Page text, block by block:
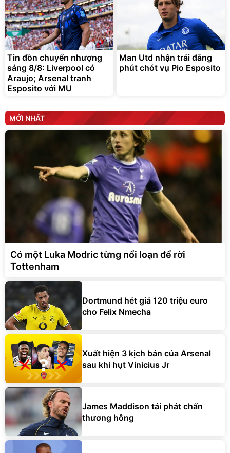
Tin đồn chuyển nhượng
sáng 8/8: Liverpool có
Araujo; Arsenal tranh
Esposito với MU
Man Utd nhận trái đắng
phút chót vụ Pio Esposito
MỚI NHẤT
Có một Luka Modric từng nổi loạn để rời
Tottenham
Dortmund hét giá 120 triệu euro
cho Felix Nmecha
Xuất hiện 3 kịch bản của Arsenal
sau khi hụt Vinicius Jr
James Maddison tái phát chấn
thương hông